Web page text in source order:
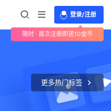
登录/注册
限时 · 首次注册即送10金币
更多热门标签